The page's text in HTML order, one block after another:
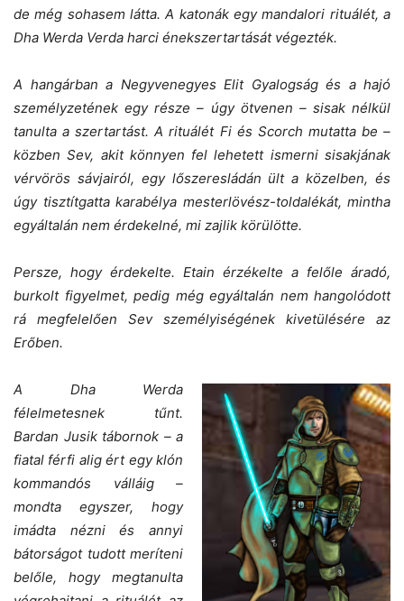
de még sohasem látta. A katonák egy mandalori rituálét, a
Dha Werda Verda harci énekszertartását végezték.
A hangárban a Negyvenegyes Elit Gyalogság és a hajó
személyzetének egy része – úgy ötvenen – sisak nélkül
tanulta a szertartást. A rituálét Fi és Scorch mutatta be –
közben Sev, akit könnyen fel lehetett ismerni sisakjának
vérvörös sávjairól, egy lőszeresládán ült a közelben, és
úgy tisztítgatta karabélya mesterlövész-toldalékát, mintha
egyáltalán nem érdekelné, mi zajlik körülötte.
Persze, hogy érdekelte. Etain érzékelte a felőle áradó,
burkolt figyelmet, pedig még egyáltalán nem hangolódott
rá megfelelően Sev személyiségének kivetülésére az
Erőben.
A Dha Werda
félelmetesnek tűnt.
Bardan Jusik tábornok – a
fiatal férfi alig ért egy klón
kommandós válláig –
mondta egyszer, hogy
imádta nézni és annyi
bátorságot tudott meríteni
belőle, hogy megtanulta